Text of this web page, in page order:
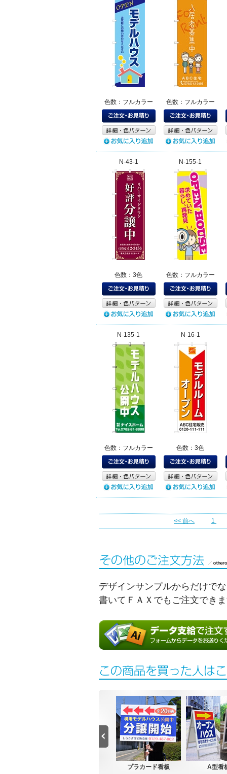
色数：フルカラー 色数：フルカラー
N-43-1
色数：3色
N-155-1
色数：フルカラー
N-135-1
色数：フルカラー
N-16-1
色数：3色
<< 前へ 1
デザインサンプルからだけで
書いてＦＡＸでもご注文でき
プラカード看板 A型看